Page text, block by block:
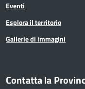
Eventi
Esplora il territorio
Gallerie di immagini
Contatta la